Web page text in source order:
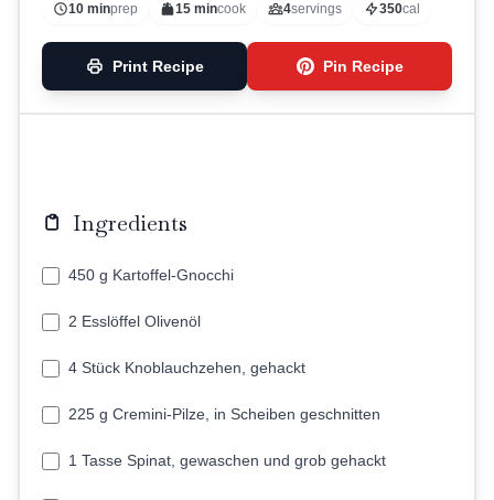
10 minprep 15 mincook 4servings 350cal
Print Recipe Pin Recipe
Ingredients
450 g Kartoffel-Gnocchi
2 Esslöffel Olivenöl
4 Stück Knoblauchzehen, gehackt
225 g Cremini-Pilze, in Scheiben geschnitten
1 Tasse Spinat, gewaschen und grob gehackt